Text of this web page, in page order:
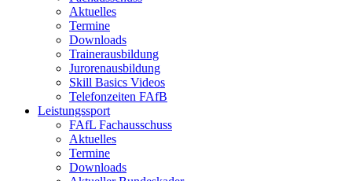
Aktuelles
Termine
Downloads
Trainerausbildung
Jurorenausbildung
Skill Basics Videos
Telefonzeiten FAfB
Leistungssport
FAfL Fachausschuss
Aktuelles
Termine
Downloads